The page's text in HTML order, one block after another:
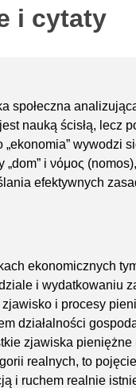
i cytaty
społeczna
nauką ścisłą, lecz
„ekonomia” wywodzi
„dom” i νόμος
efektywnych
ekonomicznych
i wydatkowaniu
i procesy
działalności
zjawiska
realnych, to
i ruchem realnie